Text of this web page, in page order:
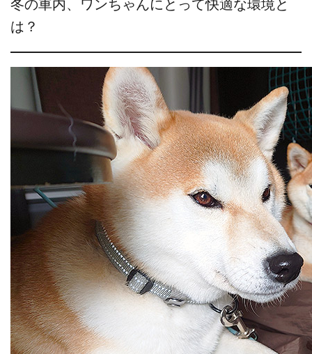
冬の車内、ワンちゃんにとって快適な環境と
は？